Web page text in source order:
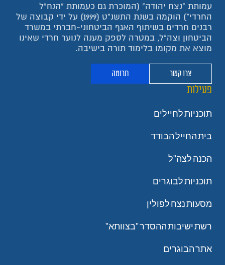
עמותת "נצח יהודה" (המוכרת גם כעמותת "הנח"ל
החרדי") הוקמה בשנת התשנ"ט (1999) על ידי קבוצה של
רבנים חרדים בשיתוף האגף הביטחוני-חברתי במשרד
הביטחון וצה"ל, במטרה לספק מענה לנוער חרדי שאינו
מוצא את מקומו בלימוד תורה בישיבה.
צרו קשר תרומה
פעילות
תוכניות לחיילים
בית החייל הבודד
הכנה לצה"ל
תוכניות לבוגרים
מסעות נצח לפולין
רשת ישיבות ההסדר "בצוותא"
אתר הבוגרים